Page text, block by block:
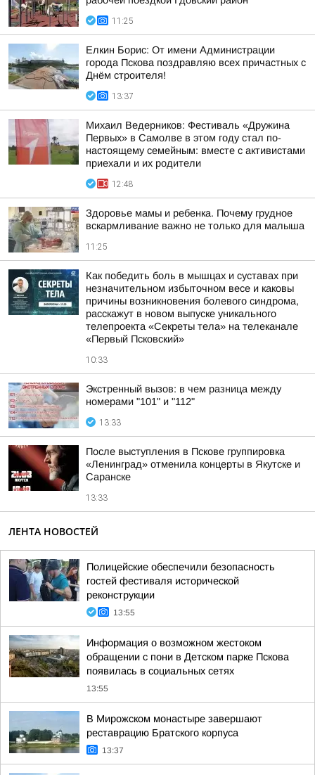
11:25
Елкин Борис: От имени Администрации
города Пскова поздравляю всех причастных с
Днём строителя!
13:37
Михаил Ведерников: Фестиваль «Дружина
Первых» в Самолве в этом году стал по-
настоящему семейным: вместе с активистами
приехали и их родители
12:48
Здоровье мамы и ребенка. Почему грудное
вскармливание важно не только для малыша
11:25
Как победить боль в мышцах и суставах при
незначительном избыточном весе и каковы
причины возникновения болевого синдрома,
расскажут в новом выпуске уникального
телепроекта «Секреты тела» на телеканале
«Первый Псковский»
10:33
Экстренный вызов: в чем разница между
номерами "101" и "112"
13:33
После выступления в Пскове группировка
«Ленинград» отменила концерты в Якутске и
Саранске
13:33
ЛЕНТА НОВОСТЕЙ
Полицейские обеспечили безопасность
гостей фестиваля исторической
реконструкции
13:55
Информация о возможном жестоком
обращении с пони в Детском парке Пскова
появилась в социальных сетях
13:55
В Мирожском монастыре завершают
реставрацию Братского корпуса
13:37